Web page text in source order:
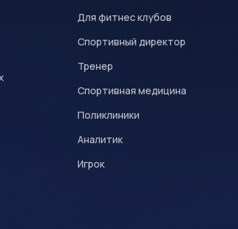
Для фитнес клубов
Спортивный директор
Тренер
Спортивная медицина
Поликлиники
Аналитик
Игрок